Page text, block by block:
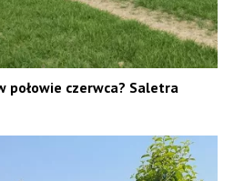
połowie czerwca? Saletra